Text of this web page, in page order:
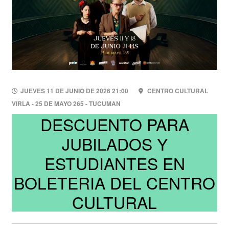
JUEVES 11 DE JUNIO DE 2026 21:00
CENTRO CULTURAL
VIRLA - 25 DE MAYO 265 - TUCUMAN
DESCUENTO PARA
JUBILADOS Y
ESTUDIANTES EN
BOLETERIA DEL CENTRO
CULTURAL